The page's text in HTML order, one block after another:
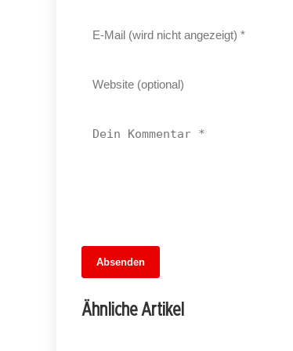
Absenden
Ähnliche Artikel
13. Juni 2026
Im Schatten der Großküche: